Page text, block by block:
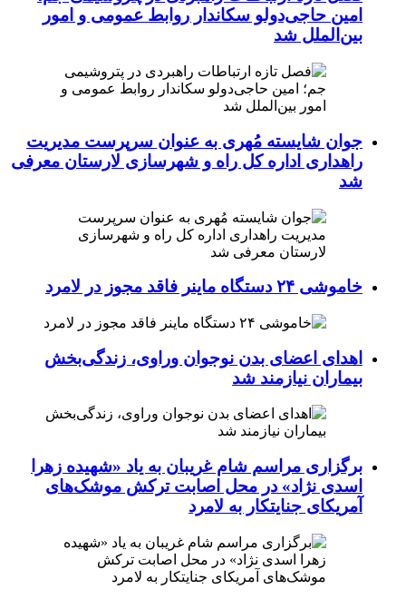
امین حاجی‌دولو سکاندار روابط عمومی و امور
بین‌الملل شد
جوان شایسته مُهری به عنوان سرپرست مدیریت
راهداری اداره کل راه و شهرسازی لارستان معرفی
شد
خاموشی ۲۴ دستگاه ماینر فاقد مجوز در لامرد
اهدای اعضای بدن نوجوان وراوی، زندگی‌بخش
بیماران نیازمند شد
برگزاری مراسم شام غریبان به یاد «شهیده زهرا
اسدی نژاد» در محل اصابت ترکش موشک‌های
آمریکای جنایتکار به لامرد